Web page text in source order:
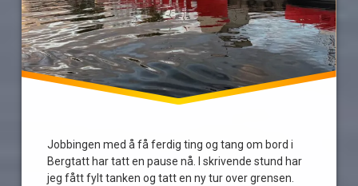
Jobbingen med å få ferdig ting og tang om bord i
Bergtatt har tatt en pause nå. I skrivende stund har
jeg fått fylt tanken og tatt en ny tur over grensen.